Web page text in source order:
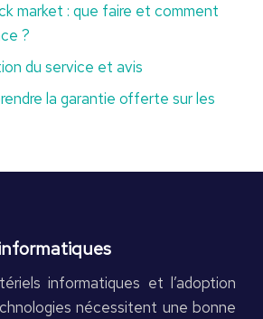
market : que faire et comment
?
du service et avis
la garantie offerte sur les
informatiques et l’adoption
nécessitent une bonne